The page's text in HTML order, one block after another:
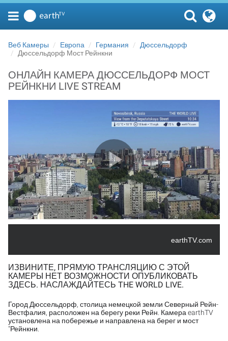
Веб Камеры Европа Германия
Дюссельдорф
Дюссельдорф Мост Рейнкни
ОНЛАЙН КАМЕРА ДЮССЕЛЬДОРФ МОСТ
РЕЙНКНИ LIVE STREAM
Play Video
earthTV.com
ИЗВИНИТЕ, ПРЯМУЮ ТРАНСЛЯЦИЮ С ЭТОЙ
КАМЕРЫ НЕТ ВОЗМОЖНОСТИ ОПУБЛИКОВАТЬ
ЗДЕСЬ. НАСЛАЖДАЙТЕСЬ THE WORLD LIVE.
Город Дюссельдорф, столица немецкой земли Северный Рейн-
Вестфалия, расположен на берегу реки Рейн. Камера earthTV
установлена на побережье и направлена на берег и мост
"Рейнкни.